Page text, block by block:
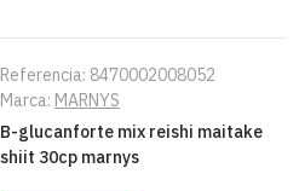
Referencia: 8470002008052
Marca: MARNYS
B-glucanforte mix reishi maitake
shiit 30cp marnys